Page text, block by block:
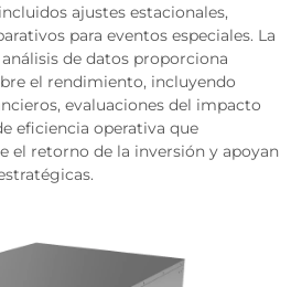
ajustes estacionales,
para eventos especiales. La
de datos proporciona
el rendimiento, incluyendo
evaluaciones del impacto
eficiencia operativa que
el retorno de la inversión y apoyan